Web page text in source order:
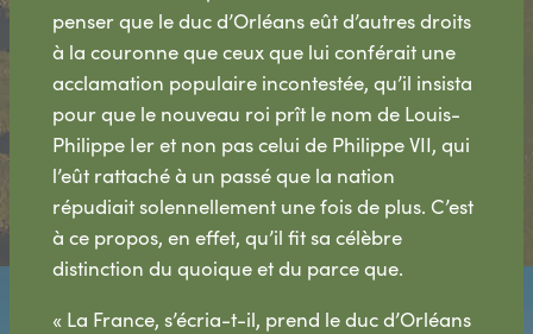
penser que le duc d’Orléans eût d’autres droits
à la couronne que ceux que lui conférait une
acclamation populaire incontestée, qu’il insista
pour que le nouveau roi prît le nom de Louis-
Philippe Ier et non pas celui de Philippe VII, qui
l’eût rattaché à un passé que la nation
répudiait solennellement une fois de plus. C’est
à ce propos, en effet, qu’il fit sa célèbre
distinction du quoique et du parce que.
« La France, s’écria-t-il, prend le duc d’Orléans